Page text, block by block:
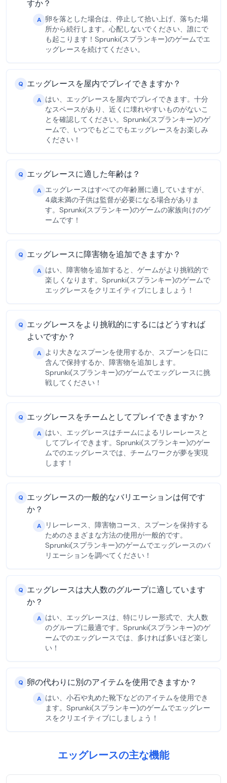
すか？
A 卵を落とした場合は、停止して拾い上げ、落ちた場
所から続行します。心配しないでください、誰にで
も起こります！Sprunki(スプランキー)のゲームでエ
ッグレースを続けてください。
Q エッグレースを屋内でプレイできますか？
A はい、エッグレースを屋内でプレイできます。十分
なスペースがあり、近くに壊れやすいものがないこ
とを確認してください。Sprunki(スプランキー)のゲ
ームで、いつでもどこでもエッグレースをお楽しみ
ください！
Q エッグレースに適した年齢は？
A エッグレースはすべての年齢層に適していますが、
4歳未満の子供は監督が必要になる場合がありま
す。Sprunki(スプランキー)のゲームの家族向けのゲ
ームです！
Q エッグレースに障害物を追加できますか？
A はい、障害物を追加すると、ゲームがより挑戦的で
楽しくなります。Sprunki(スプランキー)のゲームで
エッグレースをクリエイティブにしましょう！
Q エッグレースをより挑戦的にするにはどうすれば
よいですか？
A より大きなスプーンを使用するか、スプーンを口に
含んで保持するか、障害物を追加します。
Sprunki(スプランキー)のゲームでエッグレースに挑
戦してください！
Q エッグレースをチームとしてプレイできますか？
A はい、エッグレースはチームによるリレーレースと
してプレイできます。Sprunki(スプランキー)のゲー
ムでのエッグレースでは、チームワークが夢を実現
します！
Q エッグレースの一般的なバリエーションは何です
か？
A
リレーレース、障害物コース、スプーンを保持する
ためのさまざまな方法の使用が一般的です。
Sprunki(スプランキー)のゲームでエッグレースのバ
リエーションを調べてください！
Q エッグレースは大人数のグループに適しています
か？
A はい、エッグレースは、特にリレー形式で、大人数
のグループに最適です。Sprunki(スプランキー)のゲ
ームでのエッグレースでは、多ければ多いほど楽し
い！
Q 卵の代わりに別のアイテムを使用できますか？
A はい、小石や丸めた靴下などのアイテムを使用でき
ます。Sprunki(スプランキー)のゲームでエッグレー
スをクリエイティブにしましょう！
エッグレースの主な機能